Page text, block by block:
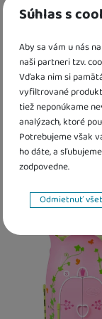
Súhlas s
Aby sa vám u nás
naši partneri tzv.
Vďaka nim si
vyfiltrované
tiež neponúkame
analýzach, ktoré
Potrebujeme však
ho dáte, a
zodpovedne.
VŽDY AKTÍVNE
Technické cookies
porovnávanie
Preferenčné a
nastavovať znova
Odmietnuť
Farma so
38,10€
K
Osobný odber vo
U Vás doma14. 8.